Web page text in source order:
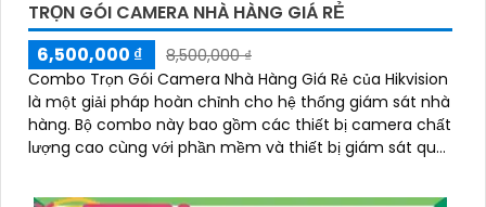
TRỌN GÓI CAMERA NHÀ HÀNG GIÁ RẺ
6,500,000 ₫
8,500,000 ₫
Combo Trọn Gói Camera Nhà Hàng Giá Rẻ của Hikvision
là một giải pháp hoàn chỉnh cho hệ thống giám sát nhà
hàng. Bộ combo này bao gồm các thiết bị camera chất
lượng cao cùng với phần mềm và thiết bị giám sát qua